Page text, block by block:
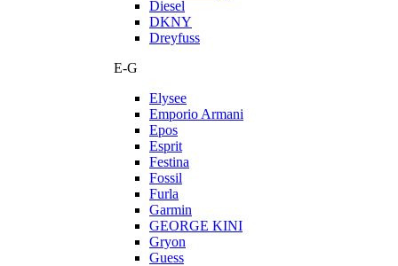
Diesel
DKNY
Dreyfuss
E-G
Elysee
Emporio Armani
Epos
Esprit
Festina
Fossil
Furla
Garmin
GEORGE KINI
Gryon
Guess